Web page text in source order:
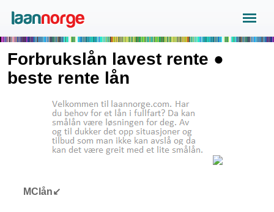
Forbrukslån lavest rente ●
beste rente lån
MClån↙